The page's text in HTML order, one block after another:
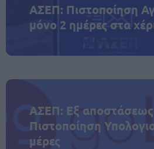
ΑΣΕΠ: Πιστοποίηση
μόνο 2 ημέρες στα
ΑΣΕΠ: Εξ αποστάσεως
Πιστοποίηση
μέρες